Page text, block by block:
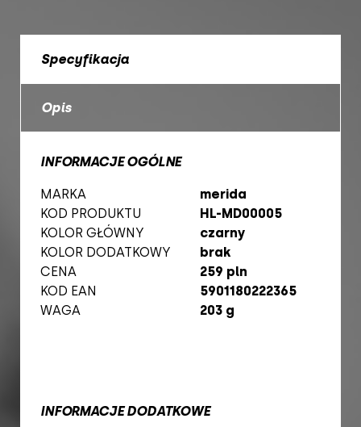
Specyfikacja
Opis
INFORMACJE OGÓLNE
MARKA
merida
KOD PRODUKTU
HL-MD00005
KOLOR GŁÓWNY
czarny
KOLOR DODATKOWY
brak
CENA
259 pln
KOD EAN
5901180222365
WAGA
203 g
INFORMACJE DODATKOWE